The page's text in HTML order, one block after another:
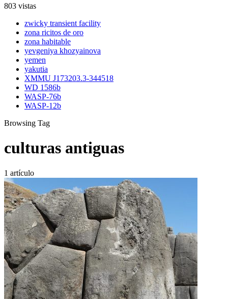
803 vistas
zwicky transient facility
zona ricitos de oro
zona habitable
yevgeniya khozyainova
yemen
yakutia
XMMU J173203.3-344518
WD 1586b
WASP-76b
WASP-12b
Browsing Tag
culturas antiguas
1 artículo